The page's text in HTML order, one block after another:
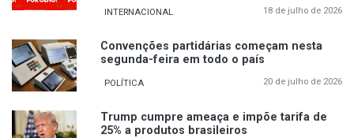
INTERNACIONAL 18 de julho de 2026
Convenções partidárias começam nesta
segunda-feira em todo o país
POLÍTICA 20 de julho de 2026
Trump cumpre ameaça e impõe tarifa de
25% a produtos brasileiros